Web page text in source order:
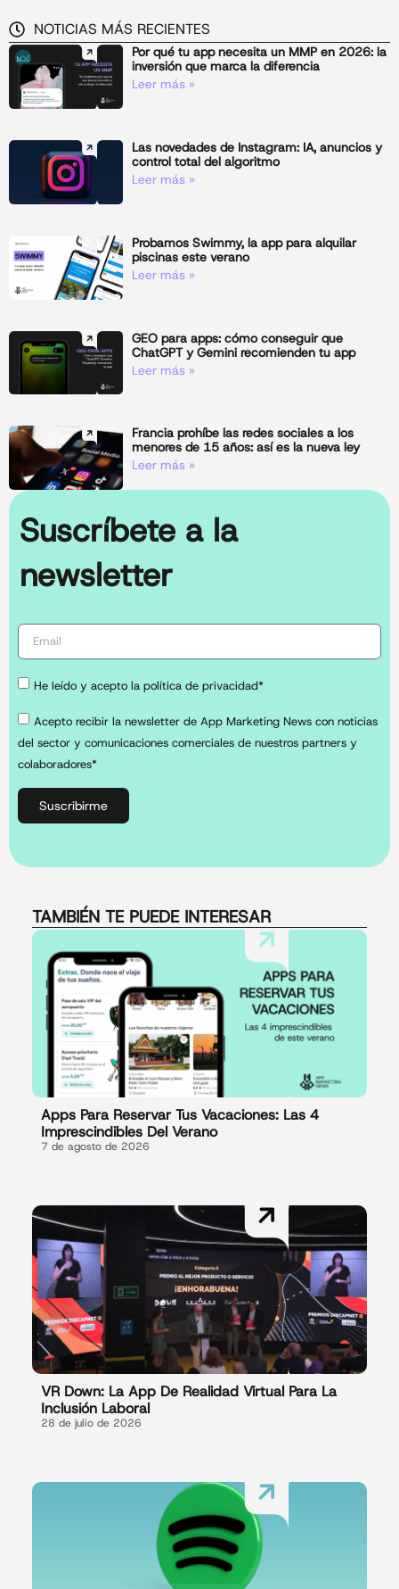
NOTICIAS MÁS RECIENTES
Por qué tu app necesita un MMP en 2026: la
inversión que marca la diferencia
Leer más »
Las novedades de Instagram: IA, anuncios y
control total del algoritmo
Leer más »
Probamos Swimmy, la app para alquilar
piscinas este verano
Leer más »
GEO para apps: cómo conseguir que
ChatGPT y Gemini recomienden tu app
Leer más »
Francia prohíbe las redes sociales a los
menores de 15 años: así es la nueva ley
Leer más »
Suscríbete a la
newsletter
He leído y acepto la política de privacidad*
Acepto recibir la newsletter de App Marketing News con noticias
del sector y comunicaciones comerciales de nuestros partners y
colaboradores*
Suscribirme
TAMBIÉN TE PUEDE INTERESAR
Apps Para Reservar Tus Vacaciones: Las 4
Imprescindibles Del Verano
7 de agosto de 2026
VR Down: La App De Realidad Virtual Para La
Inclusión Laboral
28 de julio de 2026